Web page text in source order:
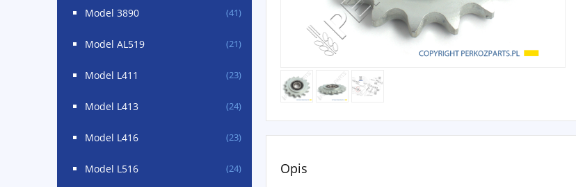
Model 3890 (41)
Model AL519 (21)
Model L411 (23)
Model L413 (24)
Model L416 (23)
Model L516 (24) Opis